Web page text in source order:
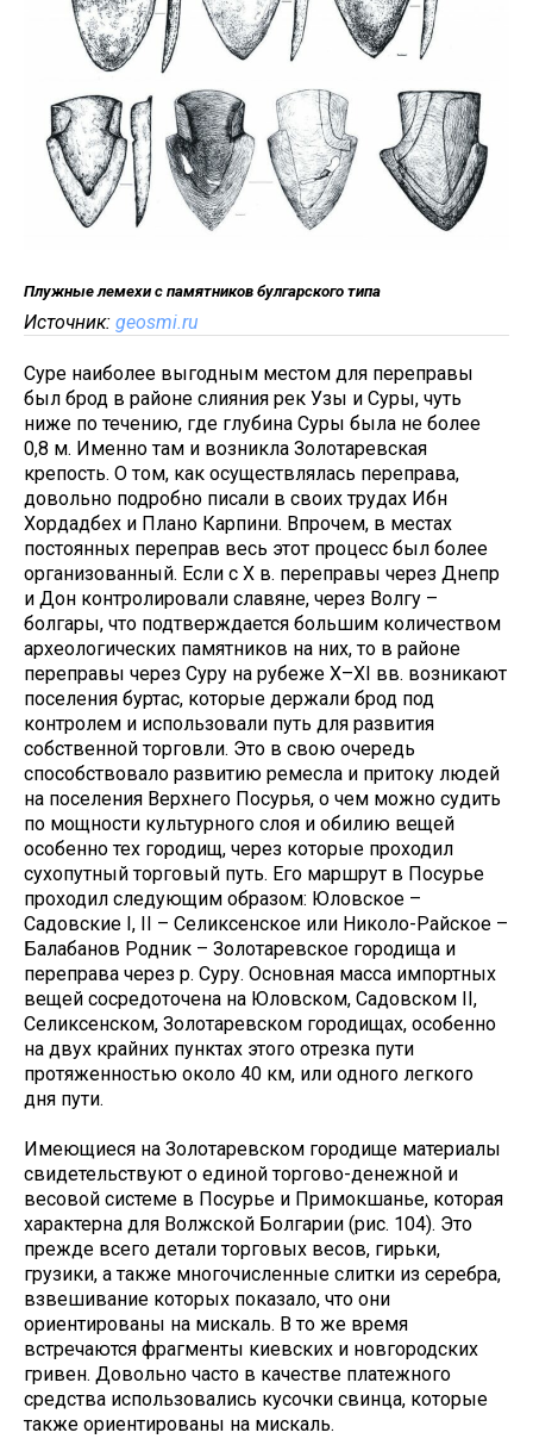
Плужные лемехи с памятников булгарского типа
Источник: geosmi.ru
Суре наиболее выгодным местом для переправы
был брод в районе слияния рек Узы и Суры, чуть
ниже по течению, где глубина Суры была не более
0,8 м. Именно там и возникла Золотаревская
крепость. О том, как осуществлялась переправа,
довольно подробно писали в своих трудах Ибн
Хордадбех и Плано Карпини. Впрочем, в местах
постоянных переправ весь этот процесс был более
организованный. Если с X в. переправы через Днепр
и Дон контролировали славяне, через Волгу –
болгары, что подтверждается большим количеством
археологических памятников на них, то в районе
переправы через Суру на рубеже X–XI вв. возникают
поселения буртас, которые держали брод под
контролем и использовали путь для развития
собственной торговли. Это в свою очередь
способствовало развитию ремесла и притоку людей
на поселения Верхнего Посурья, о чем можно судить
по мощности культурного слоя и обилию вещей
особенно тех городищ, через которые проходил
сухопутный торговый путь. Его маршрут в Посурье
проходил следующим образом: Юловское –
Садовские I, II – Селиксенское или Николо-Райское –
Балабанов Родник – Золотаревское городища и
переправа через р. Суру. Основная масса импортных
вещей сосредоточена на Юловском, Садовском II,
Селиксенском, Золотаревском городищах, особенно
на двух крайних пунктах этого отрезка пути
протяженностью около 40 км, или одного легкого
дня пути.
Имеющиеся на Золотаревском городище материалы
свидетельствуют о единой торгово-денежной и
весовой системе в Посурье и Примокшанье, которая
характерна для Волжской Болгарии (рис. 104). Это
прежде всего детали торговых весов, гирьки,
грузики, а также многочисленные слитки из серебра,
взвешивание которых показало, что они
ориентированы на мискаль. В то же время
встречаются фрагменты киевских и новгородских
гривен. Довольно часто в качестве платежного
средства использовались кусочки свинца, которые
также ориентированы на мискаль.